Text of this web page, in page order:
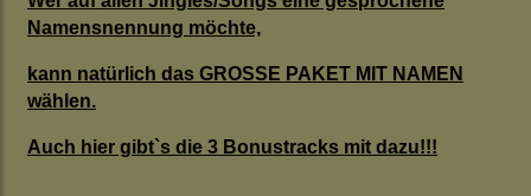
Namensnennung möchte,
kann natürlich das GROSSE PAKET MIT NAMEN
wählen.
Auch hier gibt`s die 3 Bonustracks mit dazu!!!